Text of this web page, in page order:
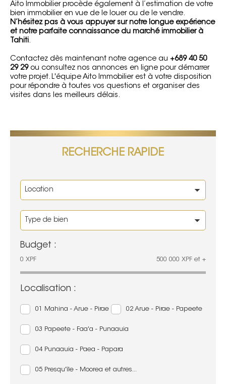
Aito Immobilier procède également à l’ estimation de votre
bien immobilieren vue de le louer ou de le vendre.
N’hésitez pas à vous appuyer sur notre longue expérience
et notre parfaite connaissance du marché immobilier à
Tahiti.
Contactez dès maintenant notre agence au +689 40 50
29 29ou consultez nos annonces en ligne pour démarrer
votre projet. L'équipe Aito Immobilier est à votre disposition
pour répondre à toutes vos questions et organiser des
visites dans les meilleurs délais.
RECHERCHE RAPIDE
Budget :
0 XPF 500 000 XPF et +
Localisation :
01 Mahina - Arue - Pirae 02 Arue - Pirae - Papeete
03 Papeete - Faa'a - Punaauia
04 Punaauia - Paea - Papara
05 Presqu'île - Moorea et autres...